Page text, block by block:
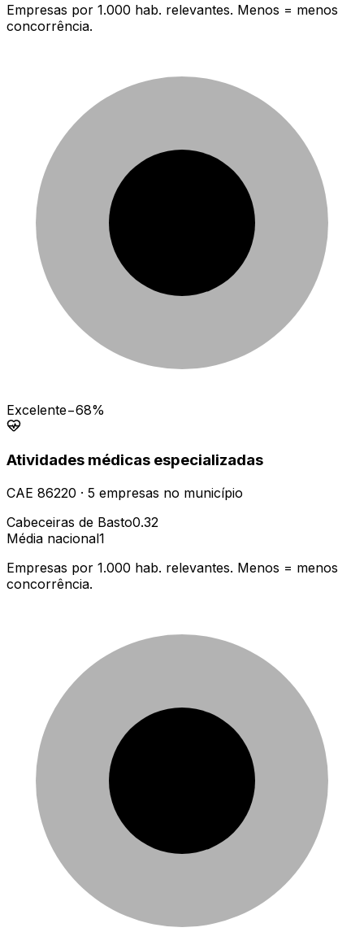
Empresas por 1.000 hab. relevantes. Menos = menos
concorrência.
Excelente−68%
Atividades médicas especializadas
CAE 86220 · 5 empresas no município
Cabeceiras de Basto0.32
Média nacional1
Empresas por 1.000 hab. relevantes. Menos = menos
concorrência.